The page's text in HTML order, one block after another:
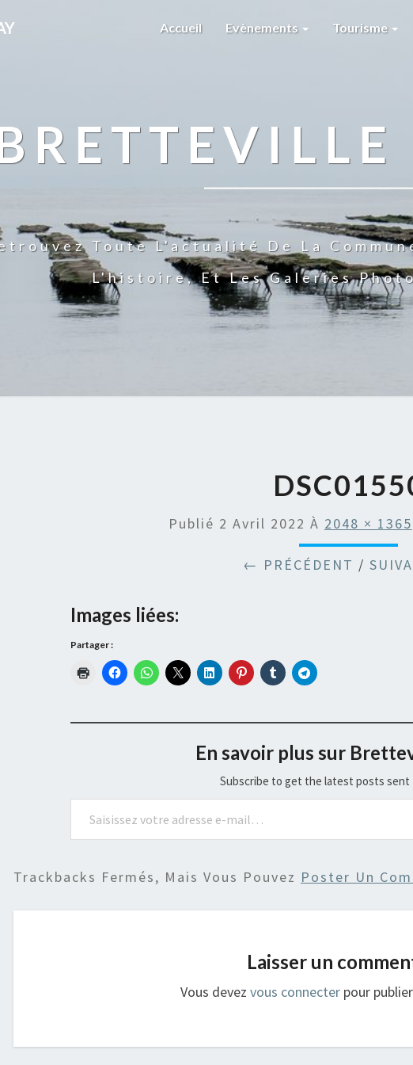
Accueil Evènements Tourisme
Toute L'actualité De La
L'histoire, Et Les Galeries
Publié 2 Avril 2022 À 2048 × 1365
← PRÉCÉDENT /
Images liées:
Partager :
En savoir plus sur
Subscribe to get the latest posts sent
Saisissez votre adresse e-mail…
Trackbacks Fermés, Mais Vous Pouvez Poster Un
Laisser un
Vous devezvous connecter pour